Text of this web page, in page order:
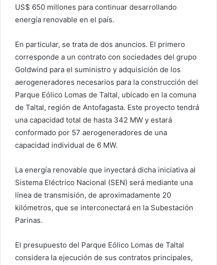
US$ 650 millones para continuar desarrollando
energía renovable en el país.
En particular, se trata de dos anuncios. El primero
corresponde a un contrato con sociedades del grupo
Goldwind para el suministro y adquisición de los
aerogeneradores necesarios para la construcción del
Parque Eólico Lomas de Taltal, ubicado en la comuna
de Taltal, región de Antofagasta. Este proyecto tendrá
una capacidad total de hasta 342 MW y estará
conformado por 57 aerogeneradores de una
capacidad individual de 6 MW.
La energía renovable que inyectará dicha iniciativa al
Sistema Eléctrico Nacional (SEN) será mediante una
línea de transmisión, de aproximadamente 20
kilómetros, que se interconectará en la Subestación
Parinas.
El presupuesto del Parque Eólico Lomas de Taltal
considera la ejecución de sus contratos principales,